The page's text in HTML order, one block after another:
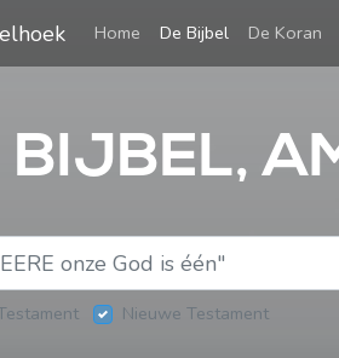
Home (current)
De Bijbel De Koran
BIJBEL,
Nieuwe Testament